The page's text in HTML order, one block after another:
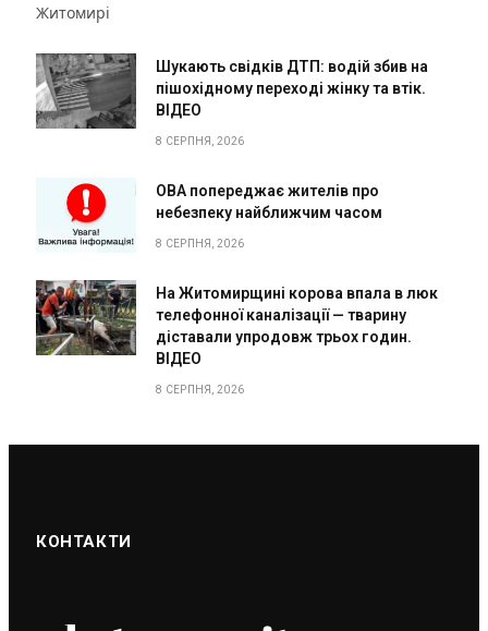
Житомирі
Шукають свідків ДТП: водій збив на
пішохідному переході жінку та втік.
ВІДЕО
8 СЕРПНЯ, 2026
ОВА попереджає жителів про
небезпеку найближчим часом
8 СЕРПНЯ, 2026
На Житомирщині корова впала в люк
телефонної каналізації — тварину
діставали упродовж трьох годин.
ВІДЕО
8 СЕРПНЯ, 2026
КОНТАКТИ